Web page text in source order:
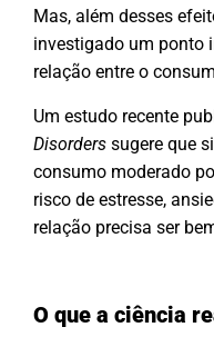
Mas, além desses
investigado um ponto
relação entre o
Um estudo recente
Disorders sugere que
consumo moderado
risco de estresse,
relação precisa ser
O que a ciência